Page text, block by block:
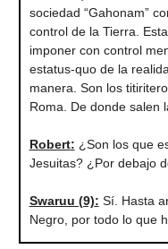
sociedad “Gahonam”
control de la Tierra.
imponer con control
estatus-quo de la
manera. Son los
Roma. De donde salen
Robert: ¿Son los que
Jesuitas? ¿Por debajo
Swaruu (9): Sí. Hasta
Negro, por todo lo que